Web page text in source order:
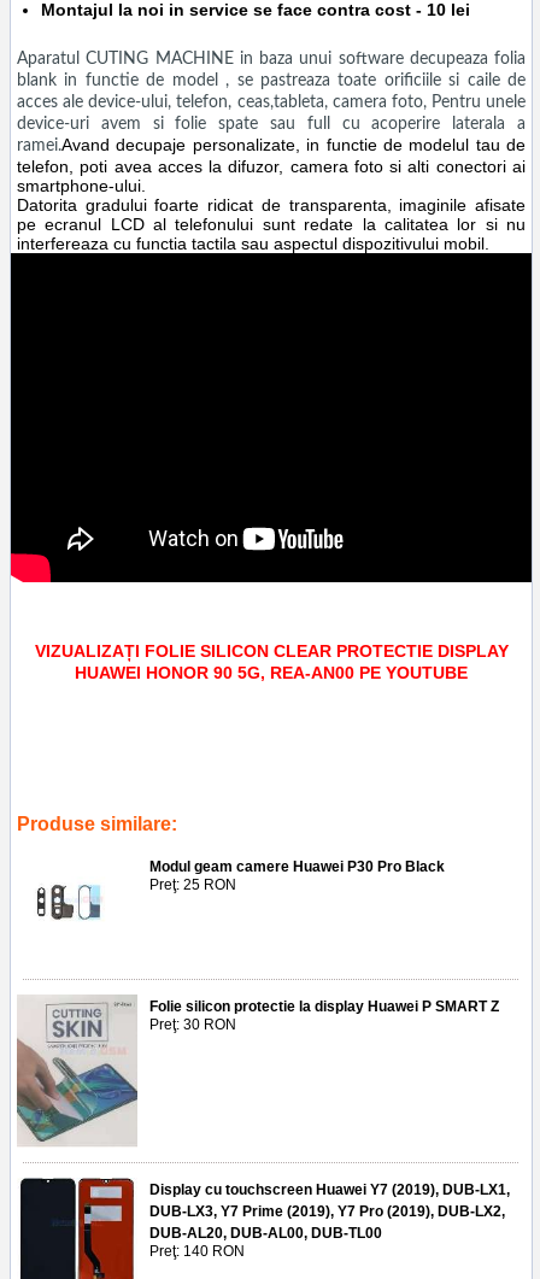
Montajul la noi in service se face contra cost - 10 lei
Aparatul CUTING MACHINE in baza unui software decupeaza folia
blank in functie de model , se pastreaza toate orificiile si caile de
acces ale device-ului, telefon, ceas,tableta, camera foto, Pentru unele
device-uri avem si folie spate sau full cu acoperire laterala a
ramei.Avand decupaje personalizate, in functie de modelul tau de
telefon, poti avea acces la difuzor, camera foto si alti conectori ai
smartphone-ului.
Datorita gradului foarte ridicat de transparenta, imaginile afisate
pe ecranul LCD al telefonului sunt redate la calitatea lor si nu
interfereaza cu functia tactila sau aspectul dispozitivului mobil.
VIZUALIZAȚI FOLIE SILICON CLEAR PROTECTIE DISPLAY
HUAWEI HONOR 90 5G, REA-AN00 PE YOUTUBE
Produse similare:
Modul geam camere Huawei P30 Pro Black
Preţ: 25 RON
Folie silicon protectie la display Huawei P SMART Z
Preţ: 30 RON
Display cu touchscreen Huawei Y7 (2019), DUB-LX1,
DUB-LX3, Y7 Prime (2019), Y7 Pro (2019), DUB-LX2,
DUB-AL20, DUB-AL00, DUB-TL00
Preţ: 140 RON